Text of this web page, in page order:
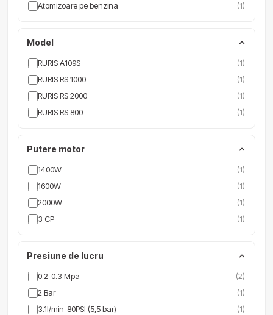
Atomizoare pe benzina (1)
Model
RURIS A109S (1)
RURIS RS 1000 (1)
RURIS RS 2000 (1)
RURIS RS 800 (1)
Putere motor
1400W (1)
1600W (1)
2000W (1)
3 CP (1)
Presiune de lucru
0.2-0.3 Mpa (2)
2 Bar (1)
3.1l/min-80PSI (5,5 bar) (1)